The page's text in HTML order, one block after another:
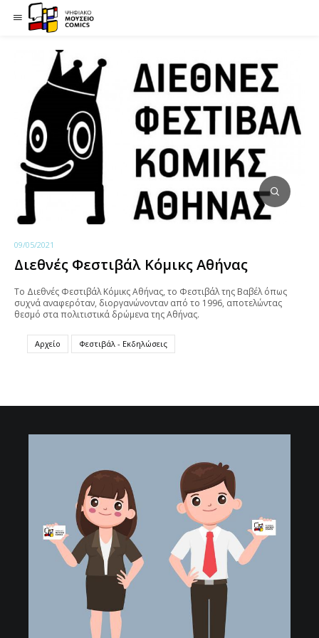
09/05/2021
Διεθνές Φεστιβάλ Κόμικς Αθήνας
Το Διεθνές Φεστιβάλ Κόμικς Αθήνας, το Φεστιβάλ της Βαβέλ όπως
συχνά αναφερόταν, διοργανώνονταν από το 1996, αποτελώντας
θεσμό στα πολιτιστικά δρώμενα της Αθήνας.
Αρχείο Φεστιβάλ - Εκδηλώσεις